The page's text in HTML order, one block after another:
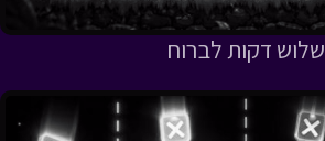
שלוש דקות לברוח